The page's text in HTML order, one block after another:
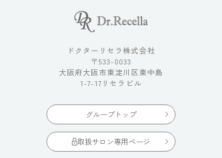
ドクターリセラ株式会社
〒533-0033
大阪府大阪市東淀川区東中島
1-7-17リセラビル
グループトップ
取扱サロン専用ページ